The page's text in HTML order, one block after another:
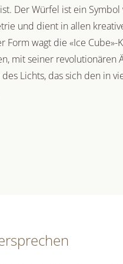
Der Würfel ist ein
und dient in allen
Form wagt die «Ice
mit seiner revolutionären
Lichts, das sich den in